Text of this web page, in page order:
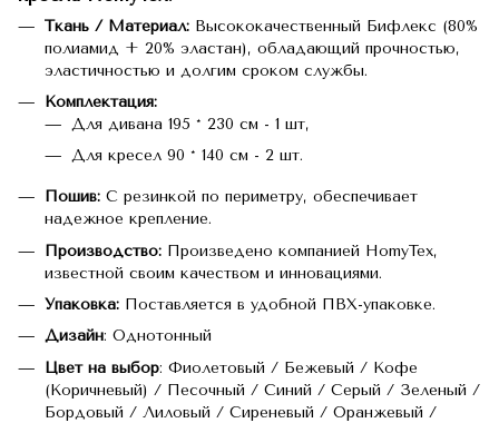
Ткань / Материал: Высококачественный Бифлекс (80%
полиамид + 20% эластан), обладающий прочностью,
эластичностью и долгим сроком службы.
Комплектация:
Для дивана 195 * 230 см - 1 шт,
Для кресел 90 * 140 см - 2 шт.
Пошив: С резинкой по периметру, обеспечивает
надежное крепление.
Производство: Произведено компанией HomyTex,
известной своим качеством и инновациями.
Упаковка: Поставляется в удобной ПВХ-упаковке.
Дизайн: Однотонный
Цвет на выбор: Фиолетовый / Бежевый / Кофе
(Коричневый) / Песочный / Синий / Серый / Зеленый /
Бордовый / Лиловый / Сиреневый / Оранжевый /